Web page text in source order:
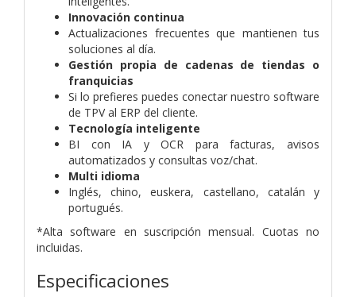
Innovación continua
Actualizaciones frecuentes que mantienen tus
soluciones al día.
Gestión propia de cadenas de tiendas o
franquicias
Si lo prefieres puedes conectar nuestro software
de TPV al ERP del cliente.
Tecnología inteligente
BI con IA y OCR para facturas, avisos
automatizados y consultas voz/chat.
Multi idioma
Inglés, chino, euskera, castellano, catalán y
portugués.
*Alta software en suscripción mensual. Cuotas no
incluidas.
Especificaciones